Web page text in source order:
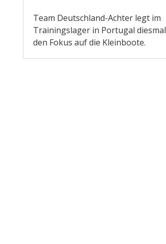
Team Deutschland-Achter legt im
Trainingslager in Portugal diesmal
den Fokus auf die Kleinboote.